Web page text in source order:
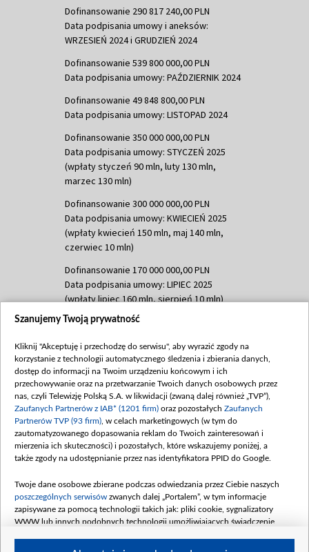
Dofinansowanie 290 817 240,00 PLN
Data podpisania umowy i aneksów:
WRZESIEŃ 2024 i GRUDZIEŃ 2024
Dofinansowanie 539 800 000,00 PLN
Data podpisania umowy: PAŹDZIERNIK 2024
Dofinansowanie 49 848 800,00 PLN
Data podpisania umowy: LISTOPAD 2024
Dofinansowanie 350 000 000,00 PLN
Data podpisania umowy: STYCZEŃ 2025
(wpłaty styczeń 90 mln, luty 130 mln,
marzec 130 mln)
Dofinansowanie 300 000 000,00 PLN
Data podpisania umowy: KWIECIEŃ 2025
(wpłaty kwiecień 150 mln, maj 140 mln,
czerwiec 10 mln)
Dofinansowanie 170 000 000,00 PLN
Data podpisania umowy: LIPIEC 2025
(wpłaty lipiec 160 mln, sierpień 10 mln)
Dofinansowanie 60 000 000,00 PLN
(wpłata wrzesień 60 mln)
Dofinansowanie 635 783 051,21 PLN
Data podpisania umowy: WRZESIEŃ 2025
(wpłata wrzesień 100 mln, październik 350
mln, listopad 265 mln)
Dofinansowanie 48 862 000,00 PLN
Data podpisania umowy: GRUDZIEŃ 2025
Dofinansowanie 900 000 000,00 PLN
Data podpisania umowy: LUTY 2026 (wpłata
26 lutego 80 mln, 4 marca 370 mln,8
czerwca 90 mln)
Szanujemy Twoją prywatność
Kliknij "Akceptuję i przechodzę do serwisu", aby wyrazić zgody na
korzystanie z technologii automatycznego śledzenia i zbierania danych,
dostęp do informacji na Twoim urządzeniu końcowym i ich
przechowywanie oraz na przetwarzanie Twoich danych osobowych przez
nas, czyli Telewizję Polską S.A. w likwidacji (zwaną dalej również „TVP”),
Zaufanych Partnerów z IAB* (1201 firm) oraz pozostałych Zaufanych
Partnerów TVP (93 firm) , w celach marketingowych (w tym do
zautomatyzowanego dopasowania reklam do Twoich zainteresowań i
mierzenia ich skuteczności) i pozostałych, które wskazujemy poniżej, a
także zgody na udostępnianie przez nas identyfikatora PPID do Google.
Twoje dane osobowe zbierane podczas odwiedzania przez Ciebie naszych
poszczególnych serwisów zwanych dalej „Portalem”, w tym informacje
zapisywane za pomocą technologii takich jak: pliki cookie, sygnalizatory
WWW lub innych podobnych technologii umożliwiających świadczenie